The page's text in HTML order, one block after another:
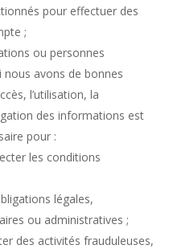
pour effectuer des
;
ou personnes
nous avons de bonnes
l’utilisation, la
des informations est
pour :
les conditions
légales,
ou administratives ;
des activités frauduleuses,